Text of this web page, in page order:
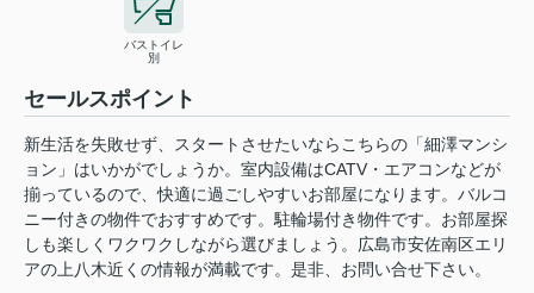
バストイレ
別
セールスポイント
新生活を失敗せず、スタートさせたいならこちらの「細澤マンシ
ョン」はいかがでしょうか。室内設備はCATV・エアコンなどが
揃っているので、快適に過ごしやすいお部屋になります。バルコ
ニー付きの物件でおすすめです。駐輪場付き物件です。お部屋探
しも楽しくワクワクしながら選びましょう。広島市安佐南区エリ
アの上八木近くの情報が満載です。是非、お問い合せ下さい。